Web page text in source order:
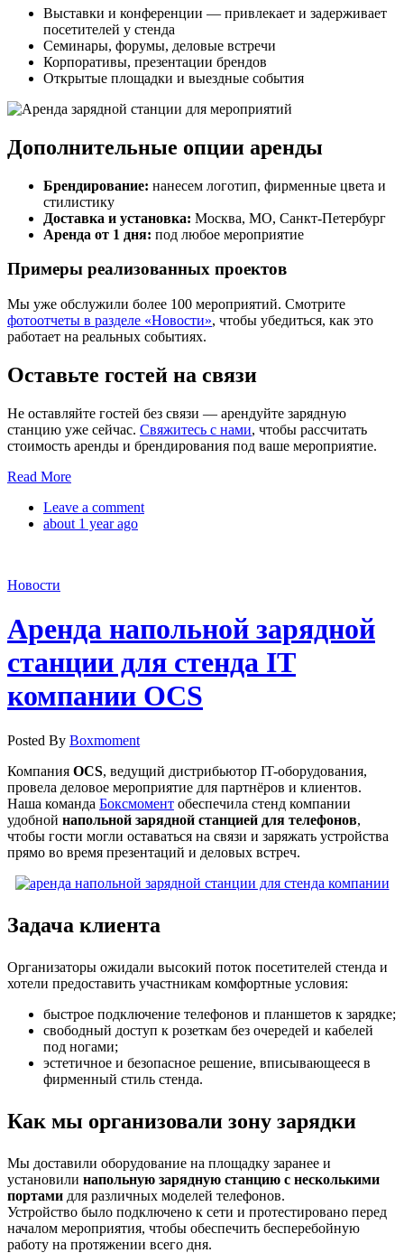
Выставки и конференции — привлекает и задерживает
посетителей у стенда
Семинары, форумы, деловые встречи
Корпоративы, презентации брендов
Открытые площадки и выездные события
Дополнительные опции аренды
Брендирование: нанесем логотип, фирменные цвета и
стилистику
Доставка и установка: Москва, МО, Санкт-Петербург
Аренда от 1 дня: под любое мероприятие
Примеры реализованных проектов
Мы уже обслужили более 100 мероприятий. Смотрите
фотоотчеты в разделе «Новости», чтобы убедиться, как это
работает на реальных событиях.
Оставьте гостей на связи
Не оставляйте гостей без связи — арендуйте зарядную
станцию уже сейчас. Свяжитесь с нами, чтобы рассчитать
стоимость аренды и брендирования под ваше мероприятие.
Read More
Leave a comment
about 1 year ago
Новости
Аренда напольной зарядной
станции для стенда IT
компании OCS
Posted By Boxmoment
Компания OCS, ведущий дистрибьютор IT-оборудования,
провела деловое мероприятие для партнёров и клиентов.
Наша команда Боксмомент обеспечила стенд компании
удобной напольной зарядной станцией для телефонов,
чтобы гости могли оставаться на связи и заряжать устройства
прямо во время презентаций и деловых встреч.
Задача клиента
Организаторы ожидали высокий поток посетителей стенда и
хотели предоставить участникам комфортные условия:
быстрое подключение телефонов и планшетов к зарядке;
свободный доступ к розеткам без очередей и кабелей
под ногами;
эстетичное и безопасное решение, вписывающееся в
фирменный стиль стенда.
Как мы организовали зону зарядки
Мы доставили оборудование на площадку заранее и
установили напольную зарядную станцию с несколькими
портами для различных моделей телефонов.
Устройство было подключено к сети и протестировано перед
началом мероприятия, чтобы обеспечить бесперебойную
работу на протяжении всего дня.